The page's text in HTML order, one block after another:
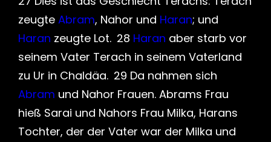
zeugte Abram, Nahor und Haran; und
Haran zeugte Lot. 28 Haran aber starb vor
seinem Vater Terach in seinem Vaterland
zu Ur in Chaldäa. 29 Da nahmen sich
Abram und Nahor Frauen. Abrams Frau
hieß Sarai und Nahors Frau Milka, Harans
Tochter, der der Vater war der Milka und